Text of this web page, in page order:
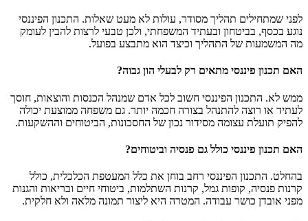
לפני שמתחילים תהליך מסודר, עולות לא מעט שאלות. התכנון הפיננסי
נוגע בכסף, בביטחון ובעתיד המשפחתי, ולכן טבעי לרצות להבין לעומק
מה המשמעות של התהליך וכיצד הוא מתבצע בפועל.
האם תכנון פיננסי מתאים רק לבעלי הון גבוה?
ממש לא. התכנון הפיננסי חשוב לכל אדם שמנהל הכנסות והוצאות, חוסך
לעתיד או רוצה להתנהל בצורה חכמה יותר. גם משפחה ממוצעת יכולה
להפיק תועלת עצומה מסידור נכון של החסכונות, הביטוחים וההשקעות.
האם תכנון פיננסי כולל גם פנסיה וביטוחים?
בהחלט. התכנון הפיננסי רחב בוחן את כלל המעטפת הכלכלית, כולל
קרנות פנסיה, קופות גמל, קרנות השתלמות, ביטוחי חיים ובריאות והגנות
מפני אובדן כושר עבודה. המטרה היא ליצור תמונה מלאה ולא חלקית.